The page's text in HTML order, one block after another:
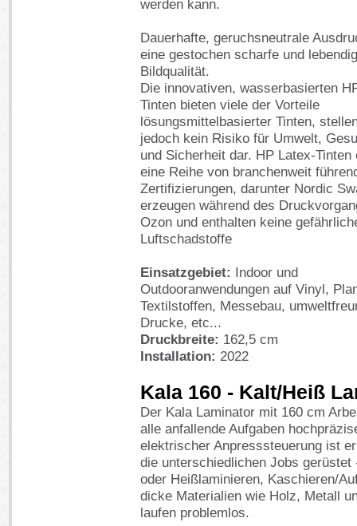
werden kann.
Dauerhafte, geruchsneutrale
eine gestochen scharfe und
Bildqualität.
Die innovativen, wasserbasierten
Tinten bieten viele der Vorteile
lösungsmittelbasierter Tinten,
jedoch kein Risiko für Umwelt,
und Sicherheit dar. HP Latex-Tinten
eine Reihe von branchenweit
Zertifizierungen, darunter Nordic
erzeugen während des
Ozon und enthalten keine
Luftschadstoffe
Einsatzgebiet: Indoor und
Outdooranwendungen auf Vinyl,
Textilstoffen, Messebau,
Drucke, etc...
Druckbreite: 162,5 cm
Installation: 2022
Kala 160 - Kalt/Heiß
Der Kala Laminator mit 160 cm
alle anfallende Aufgaben
elektrischer Anpresssteuerung ist
die unterschiedlichen Jobs gerüstet
oder Heißlaminieren, Kaschieren/
dicke Materialien wie Holz, Metall
laufen problemlos.